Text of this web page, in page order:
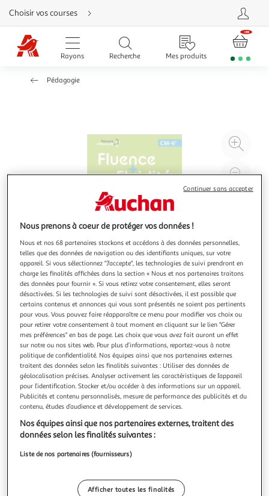
Aller
directement
au
contenu
Aller
directement
Aller
Choisir vos courses
Rayons Recherche Mes produits
Pédagogie
à
FLUENCE + FLUIDITE CM-6E, Battut Eric
Un ouvrage pour travailler en même temps la fluence
(vitesse et précision du décodage des mots, des phrases,
des textes) et la fluidité (lecture expressive). 35 modules et
5 évaluations sur des textes de littérature jeunesse. Chacun
des 35 modules propose : - Une page pour l'enseignant
avec les élém
En savoir +
Vous voulez connaître le prix de ce produit ?
Afficher le prix
Nous prenons à coeur de protéger vos données !
Nous et nos 68 partenaires stockons et accédons à des données personnelles,
telles que des données de navigation ou des identifiants uniques, sur votre
appareil. Si vous sélectionnez "J'accepte", les technologies de suivi prendront en
charge les finalités affichées dans la section « Nous et nos partenaires traitons
des données pour fournir ». Si vous retirez votre consentement, elles seront
désactivées. Si les technologies de suivi sont désactivées, il est possible que
certains contenus et annonces qui vous sont présentés ne soient pas pertinents
pour vous. Vous pouvez faire réapparaître ce menu pour modifier vos choix ou
pour retirer votre consentement à tout moment en cliquant sur le lien "Gérer
mes préférences" en bas de page. Les choix que vous avez fait auront un effet
sur notre ou nos sites web. Pour plus d’informations, reportez-vous à notre
politique de confidentialité. Nos équipes ainsi que nos partenaires externes
traitent des données selon les finalités suivantes : Utiliser des données de
géolocalisation précises. Analyser activement les caractéristiques de l’appareil
pour l’identification. Stocker et/ou accéder à des informations sur un appareil.
Publicités et contenu personnalisés, mesure de performance des publicités et du
contenu, études d’audience et développement de services.
Nos équipes ainsi que nos partenaires externes, traitent des
données selon les finalités suivantes :
Liste de nos partenaires (fournisseurs)
Afficher toutes les finalités
Continuer sans accepter